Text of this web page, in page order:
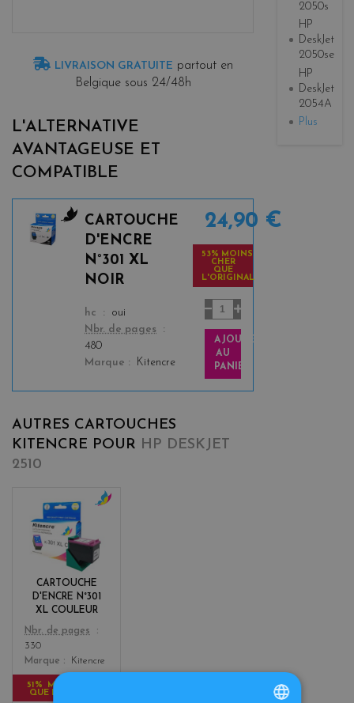
LIVRAISON GRATUITE partout en
Belgique sous 24/48h
L'ALTERNATIVE
AVANTAGEUSE ET
COMPATIBLE
CARTOUCHE
D'ENCRE
N°301 XL
NOIR
color
hc
oui
Nbr. de pages
480
Marque
Kitencre
24,90 €
53% MOINS
CHER
QUE
L'ORIGINAL
AJOUTER
AU
PANIER
AUTRES CARTOUCHES
KITENCRE POUR HP DESKJET
2510
CARTOUCHE
D'ENCRE N°301
XL COULEUR
Color
l
o
r
s
Nbr. de pages
330
Marque
Kitencre
51% MOINS CHER
QUE L'ORIGINAL
2050s
HP
DeskJet
2050se
HP
DeskJet
2054A
Plus